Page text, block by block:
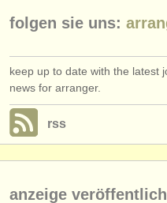
folgen sie uns:
keep up to date with the latest
news for arranger.
rss
anzeige